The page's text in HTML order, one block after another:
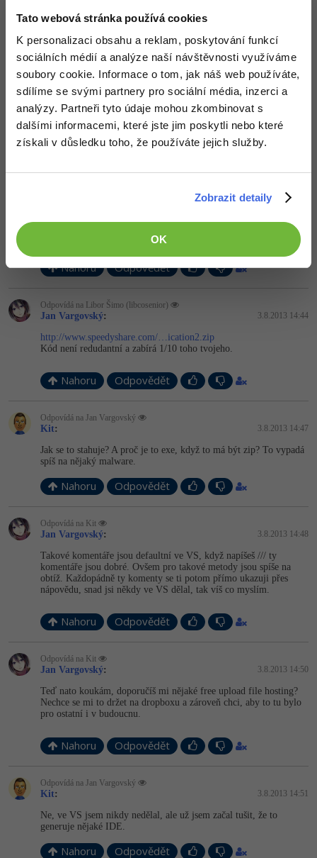
Tato webová stránka používá cookies
K personalizaci obsahu a reklam, poskytování funkcí
sociálních médií a analýze naší návštěvnosti využíváme
soubory cookie. Informace o tom, jak náš web používáte,
sdílíme se svými partnery pro sociální média, inzerci a
analýzy. Partneři tyto údaje mohou zkombinovat s
dalšími informacemi, které jste jim poskytli nebo které
získali v důsledku toho, že používáte jejich služby.
Zobrazit detaily
OK
Když je všechny zrušíš, program bude čitelnější.
Nahoru Odpovědět
Libor Šimo (libcosenior): 2.8.2013 18:24
Tie komentáre sú pre mňa. Keď to otvorím o rok a celý čas
nebudem programovať, nebudem bez nich vedieť, čo som myslel.
alebo stojí za prd.
3.8.2013 14:35
Protože to ani zmenšené není. Dej mi chvíli a uploadnu ti to
Nahoru Odpovědět
Odpovídá na Libor Šimo (libcosenior)
Jan Vargovský: 3.8.2013 14:44
http://www.speedyshare.com/…ication2.zip
Kód není redudantní a zabírá 1/10 toho tvojeho.
Nahoru Odpovědět
Odpovídá na Jan Vargovský
Kit: 3.8.2013 14:47
Jak se to stahuje? A proč je to exe, když to má být zip? To vypadá
spíš na nějaký malware.
Nahoru Odpovědět
Odpovídá na Kit
Jan Vargovský: 3.8.2013 14:48
Takové komentáře jsou defaultní ve VS, když napíšeš /// ty
komentáře jsou dobré. Ovšem pro takové metody jsou spíše na
obtíž. Každopádně ty komenty se ti potom přímo ukazuji přes
nápovědu, snad jsi někdy ve VS dělal, tak víš co myslím.
Nahoru Odpovědět
Odpovídá na Kit
Jan Vargovský: 3.8.2013 14:50
Teď nato koukám, doporučíš mi nějaké free upload file hosting?
Nechce se mi to držet na dropboxu a zároveň chci, aby to tu bylo
pro ostatní i v budoucnu.
Nahoru Odpovědět
Odpovídá na Jan Vargovský
Kit: 3.8.2013 14:51
Ne, ve VS jsem nikdy nedělal, ale už jsem začal tušit, že to
generuje nějaké IDE.
Nahoru Odpovědět